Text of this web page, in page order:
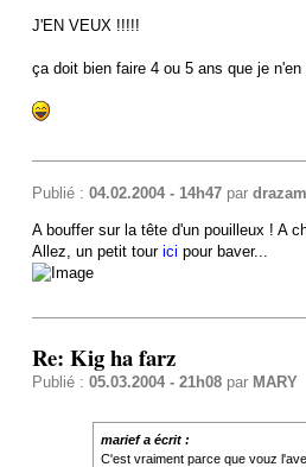
J'EN VEUX !!!!!
ça doit bien faire 4 ou 5 ans que je n'en
Publié : 04.02.2004 - 14h47par drazam
A bouffer sur la tête d'un pouilleux ! A
Allez, un petit tour ici pour baver...
Re: Kig ha farz
Publié : 05.03.2004 - 21h08par MARY
marief a écrit :
C'est vraiment parce que vouz